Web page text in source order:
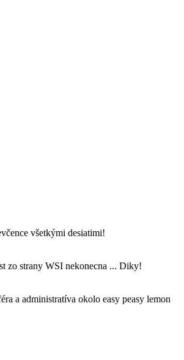
všetkými desiatimi!
zo strany WSI nekonecna ... Diky!
a administratíva okolo easy peasy lemon